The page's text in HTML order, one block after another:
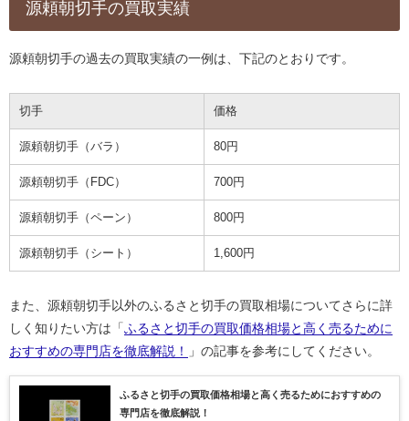
源頼朝切手の買取実績
源頼朝切手の過去の買取実績の一例は、下記のとおりです。
切手 価格
源頼朝切手（バラ） 80円
源頼朝切手（FDC） 700円
源頼朝切手（ペーン） 800円
源頼朝切手（シート） 1,600円
また、源頼朝切手以外のふるさと切手の買取相場についてさらに詳
しく知りたい方は「 ふるさと切手の買取価格相場と高く売るために
おすすめの専門店を徹底解説！
」の記事を参考にしてください。
ふるさと切手の買取価格相場と高く売るためにおすすめの
専門店を徹底解説！